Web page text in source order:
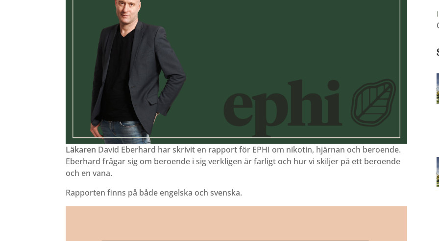
Läkaren David Eberhard har skrivit en rapport för EPHI om nikotin, hjärnan och beroende.
Eberhard frågar sig om beroende i sig verkligen är farligt och hur vi skiljer på ett beroende
och en vana.
Rapporten finns på både engelska och svenska.